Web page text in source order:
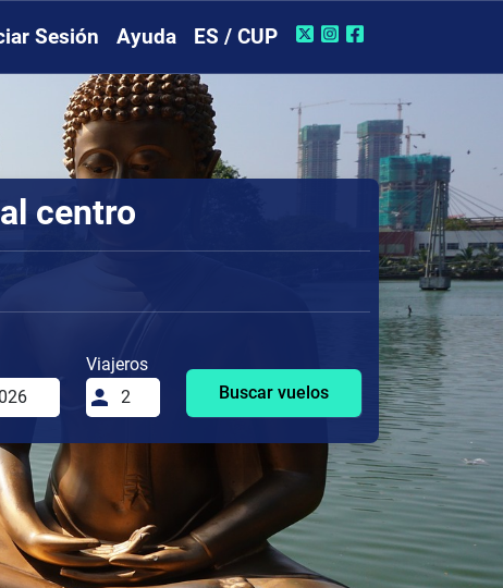
Sesión Ayuda ES / CUP
centro
Viajeros
Buscar vuelos